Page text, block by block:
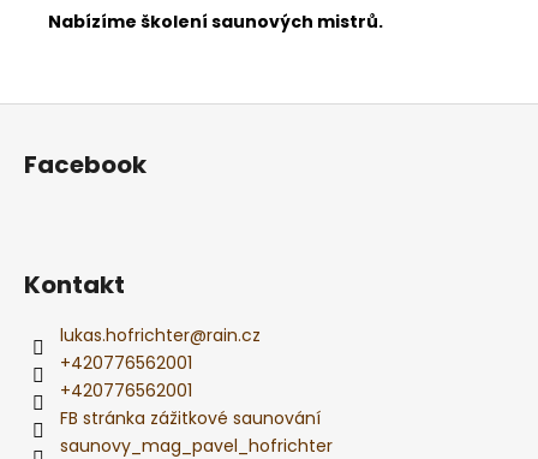
Nabízíme školení saunových mistrů.
Z
Facebook
Kontakt
lukas.hofrichter@rain.cz
+420776562001
+420776562001
FB stránka zážitkové saunování
saunovy_mag_pavel_hofrichter